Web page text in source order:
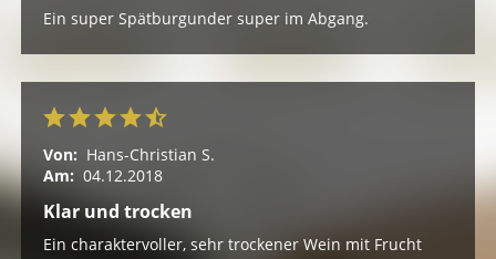
Ein super Spätburgunder super im Abgang.
Von: Hans-Christian S.
Am: 04.12.2018
Klar und trocken
Ein charaktervoller, sehr trockener Wein mit Frucht